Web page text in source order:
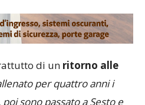
di un
per quattro anni i